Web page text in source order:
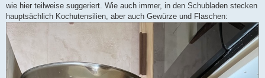
wie hier teilweise suggeriert. Wie auch immer, in den Schubladen stecken
hauptsächlich Kochutensilien, aber auch Gewürze und Flaschen: